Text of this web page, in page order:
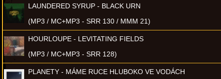
LAUNDERED SYRUP - BLACK URN
(MP3 / MC+MP3 - SRR 130 / MMM 21)
HOURLOUPE - LEVITATING FIELDS
(MP3 / MC+MP3 - SRR 128)
PLANETY - MÁME RUCE HLUBOKO VE VODÁCH